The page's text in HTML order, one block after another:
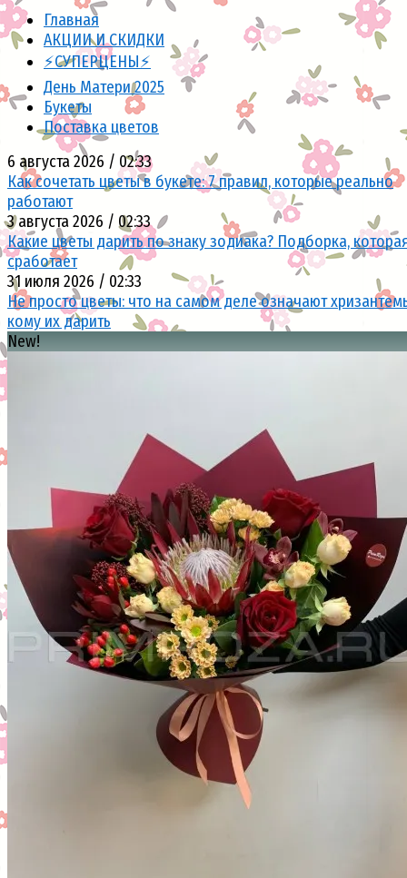
Главная
АКЦИИ И СКИДКИ
⚡СУПЕРЦЕНЫ⚡
День Матери 2025
Букеты
Поставка цветов
6 августа 2026 / 02:33
Как сочетать цветы в букете: 7 правил, которые реально
работают
3 августа 2026 / 02:33
Какие цветы дарить по знаку зодиака? Подборка,
сработает
31 июля 2026 / 02:33
Не просто цветы: что на самом деле означают
кому их дарить
New!